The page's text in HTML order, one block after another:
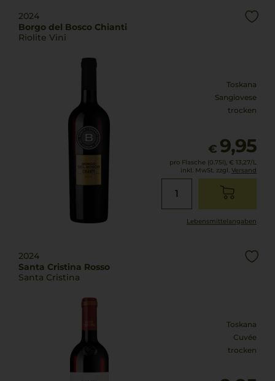
2024
Borgo del Bosco Chianti
Riolite Vini
Toskana
Sangiovese
trocken
€ 9,95
pro Flasche (0.75l), € 13,27/L
inkl. MwSt. zzgl. Versand
Lebensmittel­angaben
2024
Santa Cristina Rosso
Santa Cristina
Toskana
Cuvée
trocken